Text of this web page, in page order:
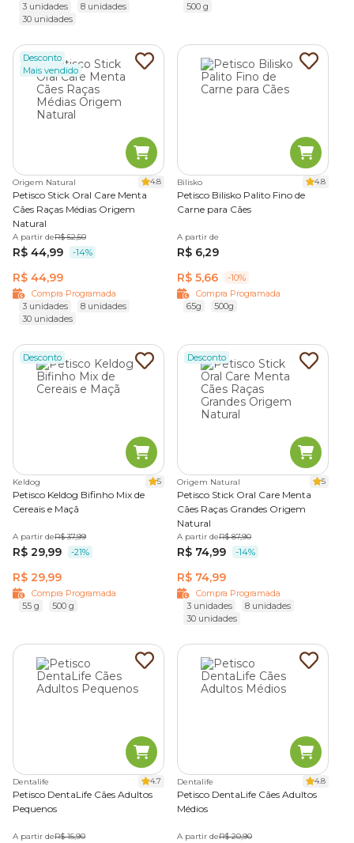
3 unidades
8 unidades
30 unidades
500 g
Desconto
Mais vendido
Origem Natural 4.8
Petisco Stick Oral Care Menta
Cães Raças Médias Origem
Natural
A partir deR$ 52,50
R$ 44,99 -14%
R$ 44,99
Compra Programada
3 unidades
8 unidades
30 unidades
Bilisko 4.8
Petisco Bilisko Palito Fino de
Carne para Cães
A partir de
R$ 6,29
R$ 5,66
-10%
Compra Programada
65g
500g
Desconto
Keldog 5
Petisco Keldog Bifinho Mix de
Cereais e Maçã
A partir deR$ 37,99
R$ 29,99 -21%
R$ 29,99
Compra Programada
55 g
500 g
Desconto
Origem Natural 5
Petisco Stick Oral Care Menta
Cães Raças Grandes Origem
Natural
A partir deR$ 87,90
R$ 74,99 -14%
R$ 74,99
Compra Programada
3 unidades
8 unidades
30 unidades
Dentalife 4.7
Petisco DentaLife Cães Adultos
Pequenos
A partir deR$ 15,90
Dentalife 4.8
Petisco DentaLife Cães Adultos
Médios
A partir deR$ 20,90